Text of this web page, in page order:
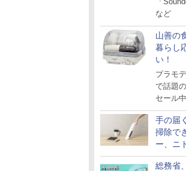
など
山善の
暮らし
い！
プラモ
で話題
セール中
手の届
掃除で
ー、ニ
総務省